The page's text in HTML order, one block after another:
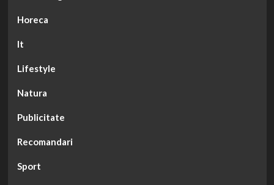
Horeca
It
Lifestyle
Natura
Publicitate
Recomandari
Sport